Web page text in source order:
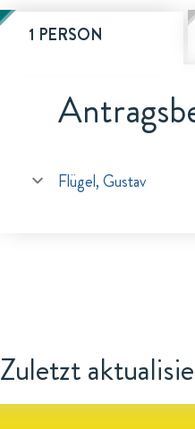
1 PERSON
Flügel, Gustav
Zuletzt